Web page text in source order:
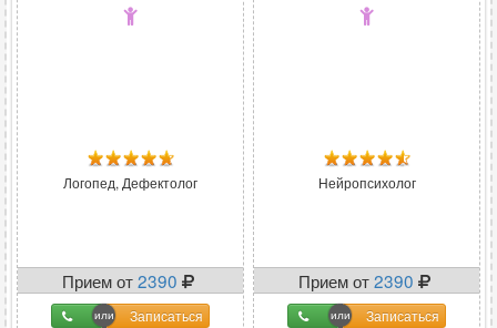
Логопед, Дефектолог
Прием от2390
Записаться
Нейропсихолог
Прием от2390
Записаться